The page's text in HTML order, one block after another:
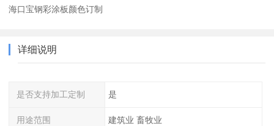
海口宝钢彩涂板颜色订制
详细说明
是否支持加工定制 是
用途范围 建筑业 畜牧业